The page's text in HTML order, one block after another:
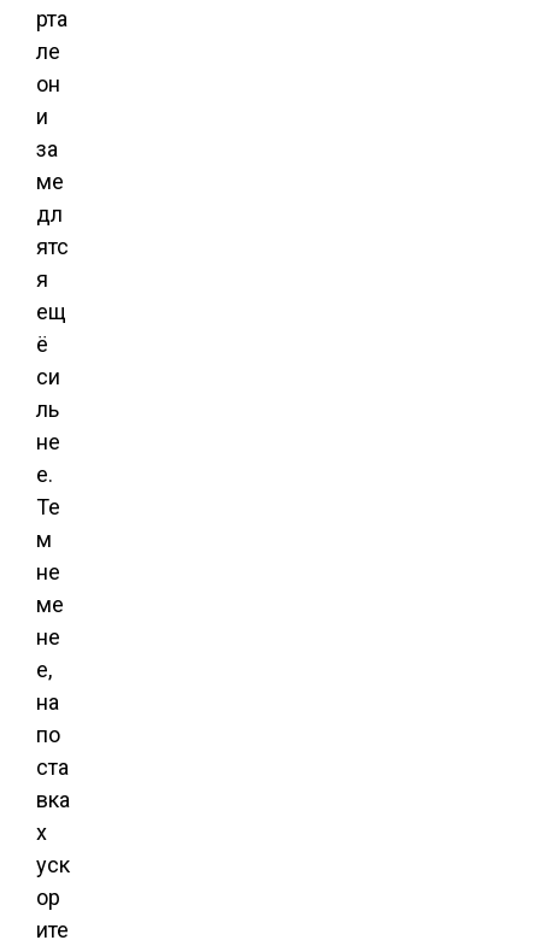
рта
ле
он
и
за
ме
дл
ятс
я
ещ
ё
си
ль
не
е.
Те
м
не
ме
не
е,
на
по
ста
вка
х
уск
ор
ите